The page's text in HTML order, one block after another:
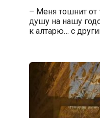
– Меня тошнит от
душу на нашу
к алтарю… с